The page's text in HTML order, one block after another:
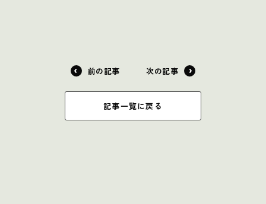
前の記事
記事一覧に戻る
次の記事